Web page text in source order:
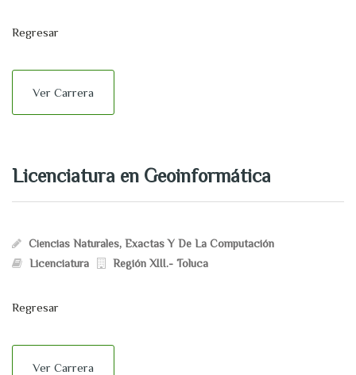
Regresar
Ver Carrera
Licenciatura en Geoinformática
Ciencias Naturales, Exactas Y De La Computación
Licenciatura
Región XIII.- Toluca
Regresar
Ver Carrera